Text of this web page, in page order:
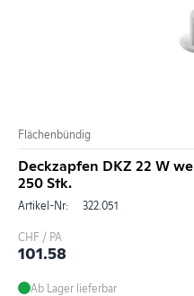
Flächenbündig
Deckzapfen DKZ 22 W
250 Stk.
Artikel-Nr: 322.051
CHF / PA
101.58
Ab Lager lieferbar